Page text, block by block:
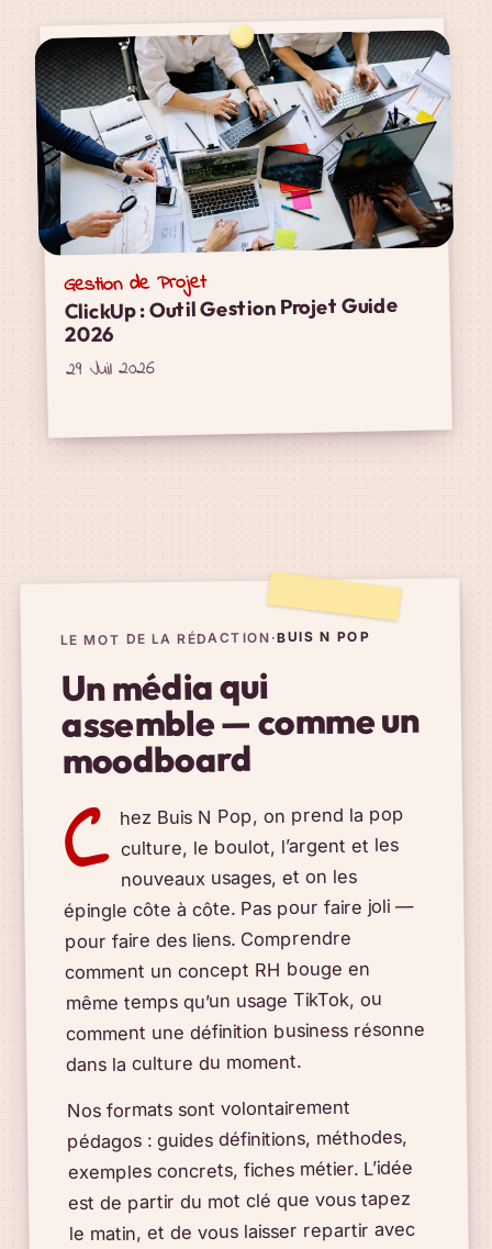
Gestion de Projet
ClickUp : Outil Gestion Projet Guide
2026
29 Juil 2026
LE MOT DE LA RÉDACTION·BUIS N POP
Un média qui
assemble — comme un
moodboard
C hez Buis N Pop, on prend la pop
culture, le boulot, l’argent et les
nouveaux usages, et on les
épingle côte à côte. Pas pour faire joli —
pour faire des liens. Comprendre
comment un concept RH bouge en
même temps qu’un usage TikTok, ou
comment une définition business résonne
dans la culture du moment.
Nos formats sont volontairement
pédagos : guides définitions, méthodes,
exemples concrets, fiches métier. L’idée
est de partir du mot clé que vous tapez
le matin, et de vous laisser repartir avec